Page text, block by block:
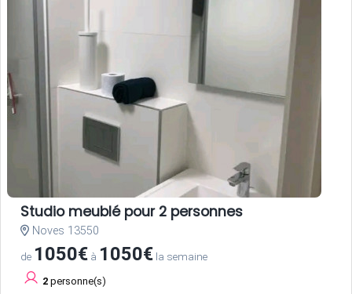
Studio meublé pour 2 personnes
Noves 13550
de 1050€ à 1050€ la semaine
2 personne(s)